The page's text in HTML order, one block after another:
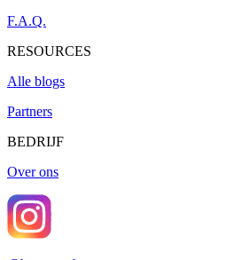
F.A.Q.
RESOURCES
Alle blogs
Partners
BEDRIJF
Over ons